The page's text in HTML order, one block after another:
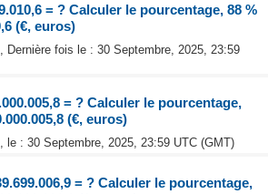
= ? Calculer le pourcentage, 88 %
(€, euros)
Dernière fois le : 30 Septembre, 2025, 23:59
= ? Calculer le pourcentage,
(€, euros)
le : 30 Septembre, 2025, 23:59 UTC (GMT)
= ? Calculer le pourcentage,